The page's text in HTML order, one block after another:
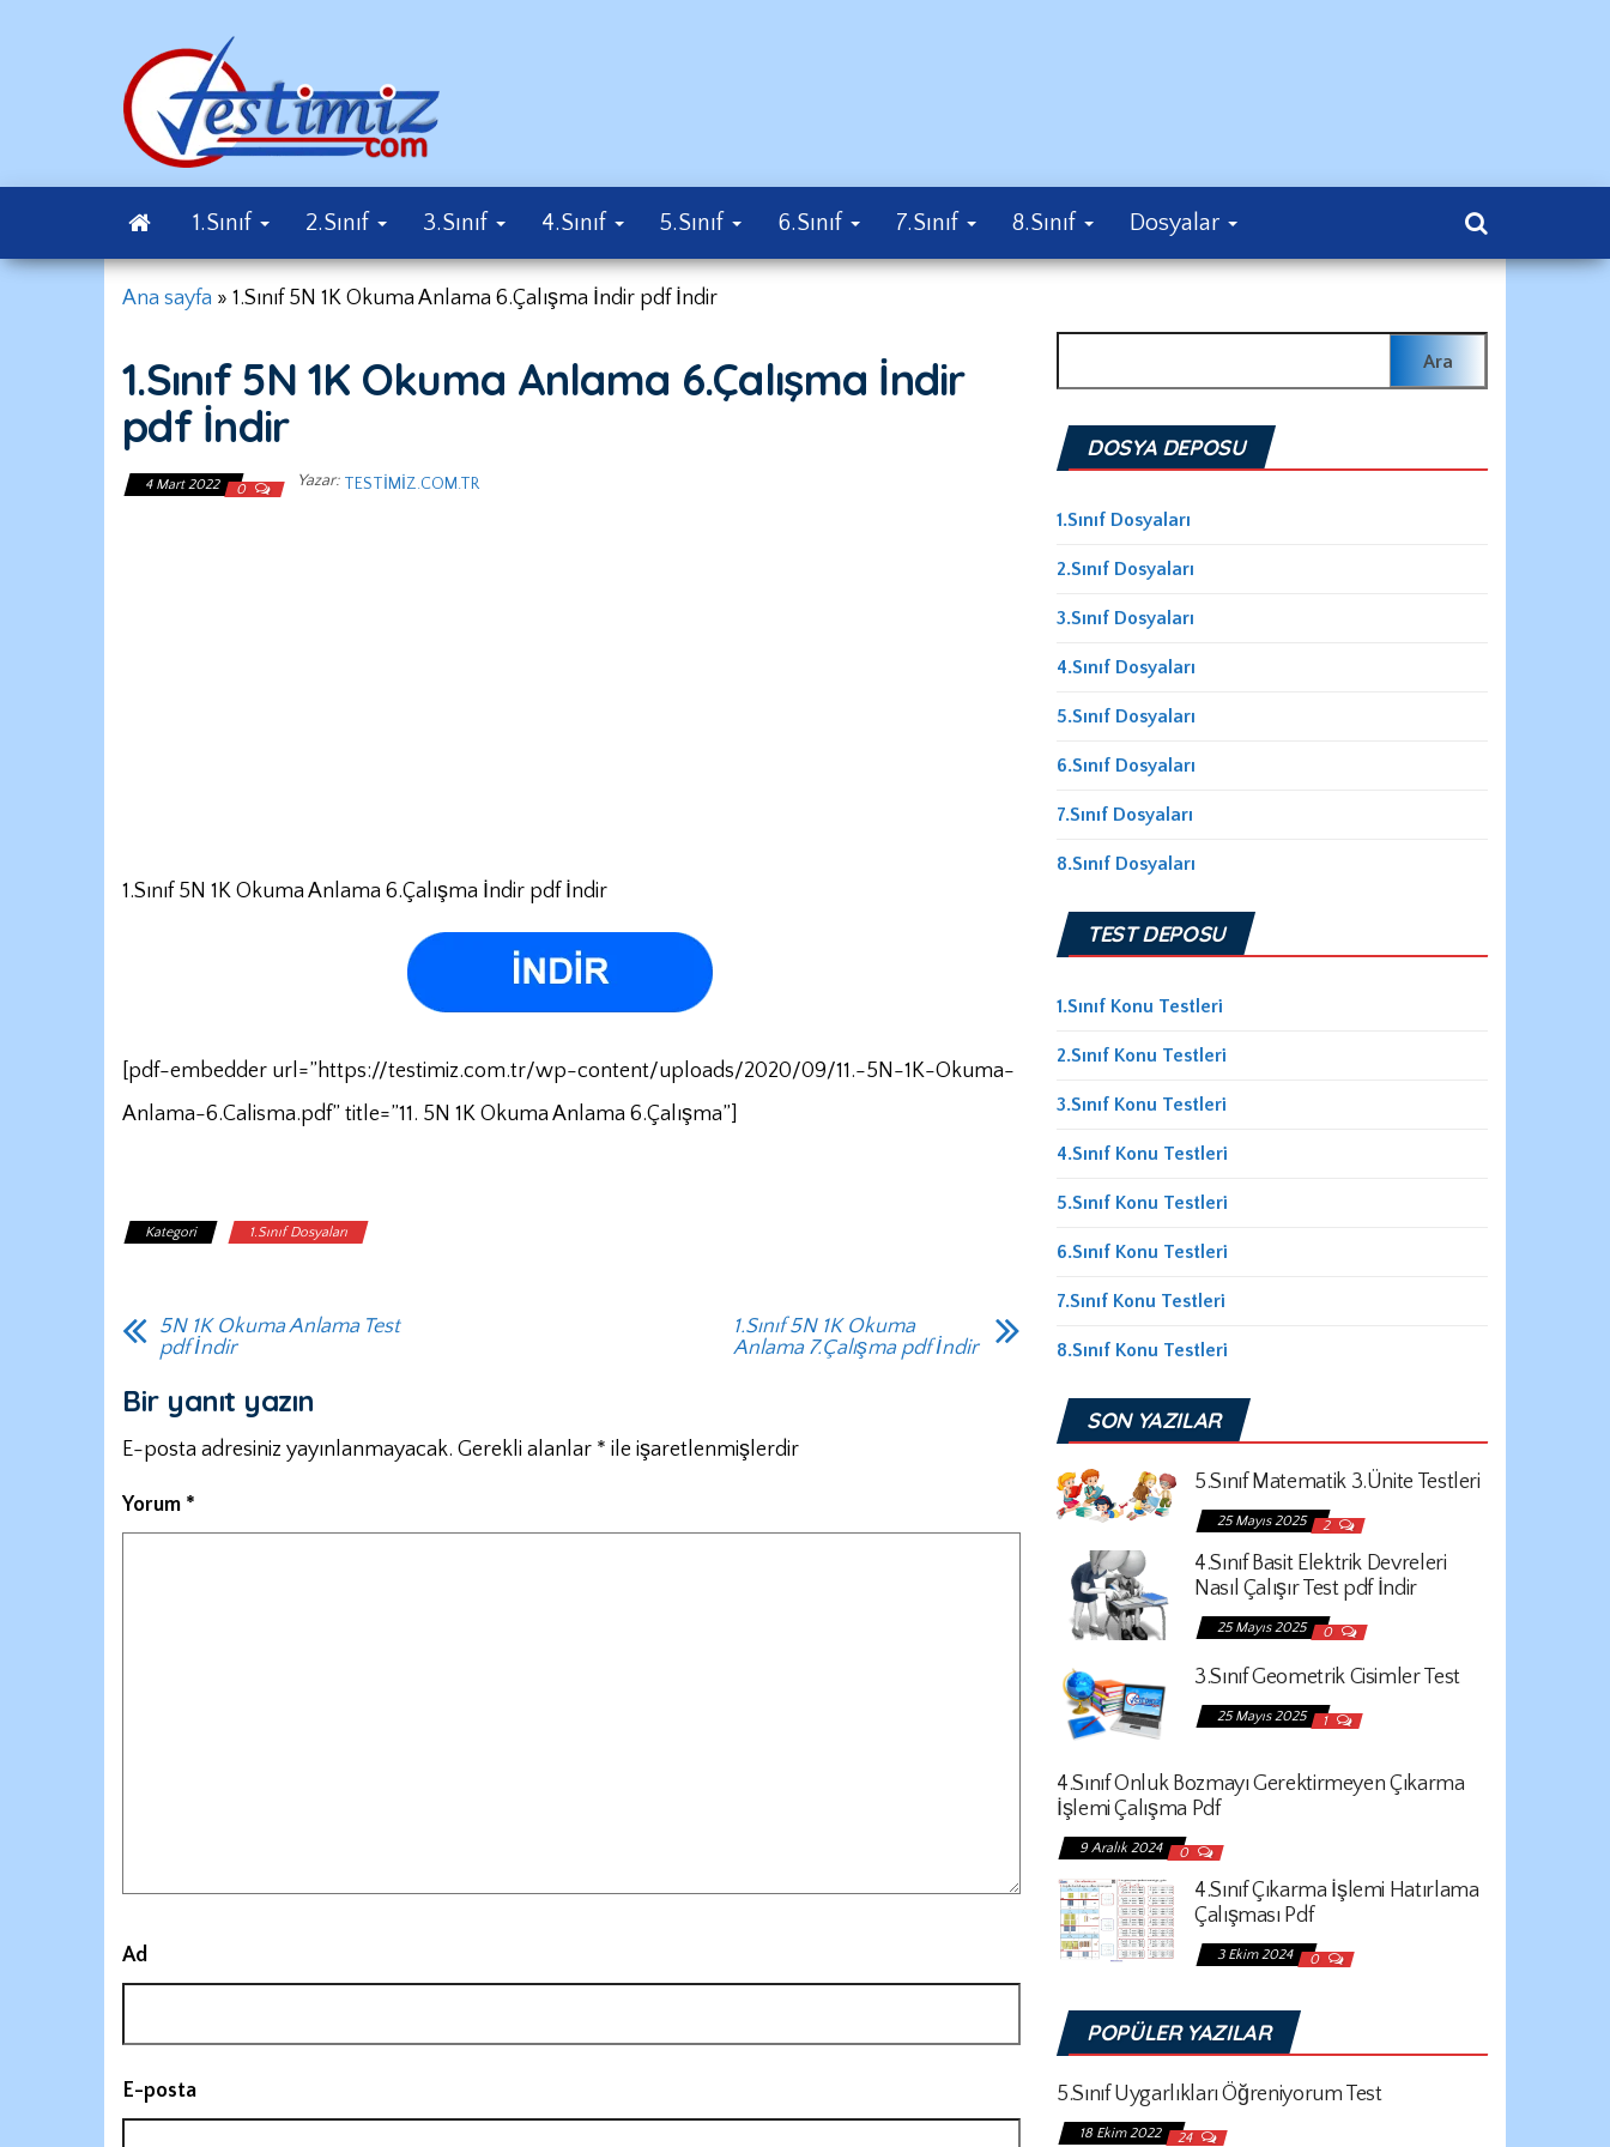
1.Sınıf 2.Sınıf 3.Sınıf 4.Sınıf 5.Sınıf 6.Sınıf 7.Sınıf 8.Sınıf Dosyalar
Ana sayfa » 1.Sınıf 5N 1K Okuma Anlama 6.Çalışma İndir pdf İndir
1.Sınıf 5N 1K Okuma Anlama 6.Çalışma İndir
pdf İndir
4 Mart 2022 0 Yazar: TESTIMIZ.COM.TR
1.Sınıf 5N 1K Okuma Anlama 6.Çalışma İndir pdf İndir
[pdf-embedder url=”https://testimiz.com.tr/wp-content/uploads/2020/09/11.-5N-1K-Okuma-
Anlama-6.Calisma.pdf” title=”11. 5N 1K Okuma Anlama 6.Çalışma”]
Kategori 1.Sınıf Dosyaları
5N 1K Okuma Anlama Test
pdf İndir
1.Sınıf 5N 1K Okuma
Anlama 7.Çalışma pdf İndir
Bir yanıt yazın
E-posta adresiniz yayınlanmayacak. Gerekli alanlar * ile işaretlenmişlerdir
Yorum *
Ad
E-posta
DOSYA DEPOSU
1.Sınıf Dosyaları
2.Sınıf Dosyaları
3.Sınıf Dosyaları
4.Sınıf Dosyaları
5.Sınıf Dosyaları
6.Sınıf Dosyaları
7.Sınıf Dosyaları
8.Sınıf Dosyaları
TEST DEPOSU
1.Sınıf Konu Testleri
2.Sınıf Konu Testleri
3.Sınıf Konu Testleri
4.Sınıf Konu Testleri
5.Sınıf Konu Testleri
6.Sınıf Konu Testleri
7.Sınıf Konu Testleri
8.Sınıf Konu Testleri
SON YAZILAR
5.Sınıf Matematik 3.Ünite Testleri
25 Mayıs 2025 2
4.Sınıf Basit Elektrik Devreleri
Nasıl Çalışır Test pdf İndir
25 Mayıs 2025 0
3.Sınıf Geometrik Cisimler Test
25 Mayıs 2025 1
4.Sınıf Onluk Bozmayı Gerektirmeyen Çıkarma
İşlemi Çalışma Pdf
9 Aralık 2024 0
4.Sınıf Çıkarma İşlemi Hatırlama
Çalışması Pdf
3 Ekim 2024 0
POPÜLER YAZILAR
5.Sınıf Uygarlıkları Öğreniyorum Test
18 Ekim 2022 24